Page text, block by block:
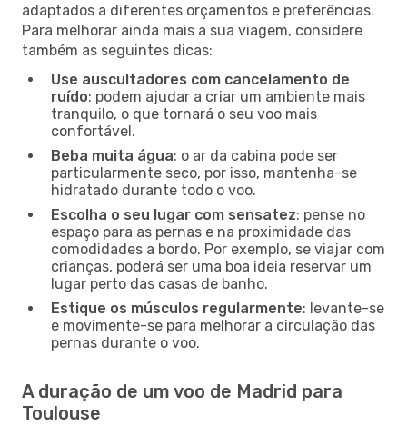
adaptados a diferentes orçamentos e preferências.
Para melhorar ainda mais a sua viagem, considere
também as seguintes dicas:
Use auscultadores com cancelamento de
ruído: podem ajudar a criar um ambiente mais
tranquilo, o que tornará o seu voo mais
confortável.
Beba muita água: o ar da cabina pode ser
particularmente seco, por isso, mantenha-se
hidratado durante todo o voo.
Escolha o seu lugar com sensatez: pense no
espaço para as pernas e na proximidade das
comodidades a bordo. Por exemplo, se viajar com
crianças, poderá ser uma boa ideia reservar um
lugar perto das casas de banho.
Estique os músculos regularmente: levante-se
e movimente-se para melhorar a circulação das
pernas durante o voo.
A duração de um voo de Madrid para
Toulouse